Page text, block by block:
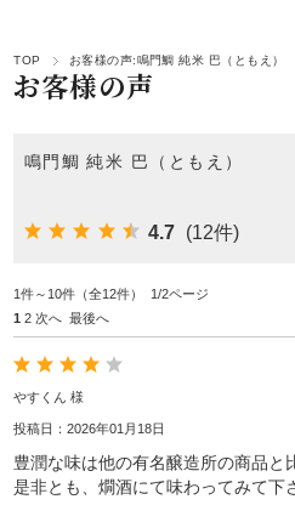
TOP お客様の声:鳴門鯛 純米 巴（ともえ）
お客様の声
鳴門鯛 純米 巴（ともえ）
4.7 (12件)
1件～10件（全12件） 1/2ページ
1 2 次へ 最後へ
やすくん 様
投稿日：2026年01月18日
豊潤な味は他の有名醸造所の商品と
是非とも、燗酒にて味わってみて下